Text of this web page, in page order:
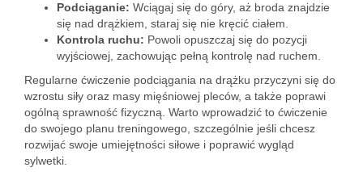
Podciąganie: Wciągaj się do góry, aż broda znajdzie
się nad drążkiem, staraj się nie kręcić ciałem.
Kontrola ruchu: Powoli opuszczaj się do pozycji
wyjściowej, zachowując pełną kontrolę nad ruchem.
Regularne ćwiczenie podciągania na drążku przyczyni się do
wzrostu siły oraz masy mięśniowej pleców, a także poprawi
ogólną sprawność fizyczną. Warto wprowadzić to ćwiczenie
do swojego planu treningowego, szczególnie jeśli chcesz
rozwijać swoje umiejętności siłowe i poprawić wygląd
sylwetki.